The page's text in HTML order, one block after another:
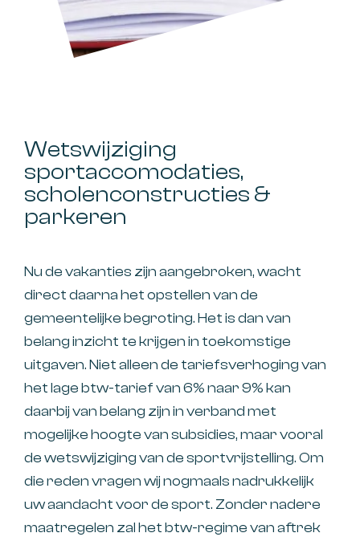
Wetswijziging
sportaccomodaties,
scholenconstructies &
parkeren
Nu de vakanties zijn aangebroken, wacht
direct daarna het opstellen van de
gemeentelijke begroting. Het is dan van
belang inzicht te krijgen in toekomstige
uitgaven. Niet alleen de tariefsverhoging van
het lage btw-tarief van 6% naar 9% kan
daarbij van belang zijn in verband met
mogelijke hoogte van subsidies, maar vooral
de wetswijziging van de sportvrijstelling. Om
die reden vragen wij nogmaals nadrukkelijk
uw aandacht voor de sport. Zonder nadere
maatregelen zal het btw-regime van aftrek